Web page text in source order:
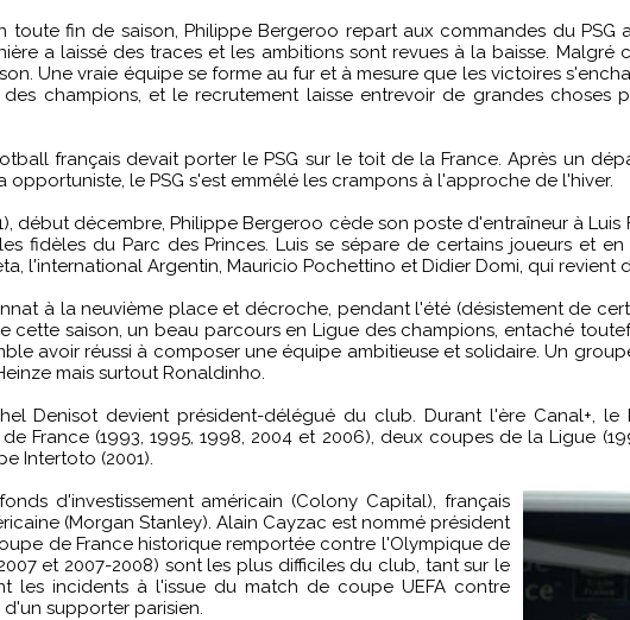
fin de saison, Philippe Bergeroo repart aux commandes du PSG
a laissé des traces et les ambitions sont revues à la baisse.
Une vraie équipe se forme au fur et à mesure que les victoires
champions, et le recrutement laisse entrevoir de grandes choses
français devait porter le PSG sur le toit de la France. Après un
le PSG s'est emmêlé les crampons à l'approche de l'hiver.
début décembre, Philippe Bergeroo cède son poste d'entraîneur à Luis
fidèles du Parc des Princes. Luis se sépare de certains joueurs et
l'international Argentin, Mauricio Pochettino et Didier Domi, qui revient
à la neuvième place et décroche, pendant l'été (désistement de
cette saison, un beau parcours en Ligue des champions, entaché
avoir réussi à composer une équipe ambitieuse et solidaire. Un
mais surtout Ronaldinho.
Denisot devient président-délégué du club. Durant l'ère Canal+, le
France (1993, 1995, 1998, 2004 et 2006), deux coupes de la Ligue
Intertoto (2001).
d'investissement américain (Colony Capital), français
(Morgan Stanley). Alain Cayzac est nommé président
de France historique remportée contre l'Olympique de
et 2007-2008) sont les plus difficiles du club, tant sur le
les incidents à l'issue du match de coupe UEFA contre
supporter parisien.